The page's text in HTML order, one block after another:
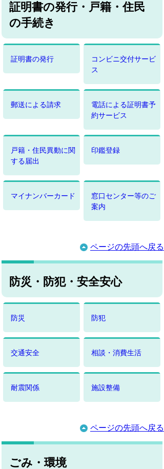
証明書の発行・戸籍・住民
の手続き
証明書の発行
コンビニ交付サービ
ス
郵送による請求
電話による証明書予
約サービス
戸籍・住民異動に関
する届出
印鑑登録
マイナンバーカード
窓口センター等のご
案内
ページの先頭へ戻る
防災・防犯・安全安心
防災 防犯
交通安全 相談・消費生活
耐震関係 施設整備
ページの先頭へ戻る
ごみ・環境